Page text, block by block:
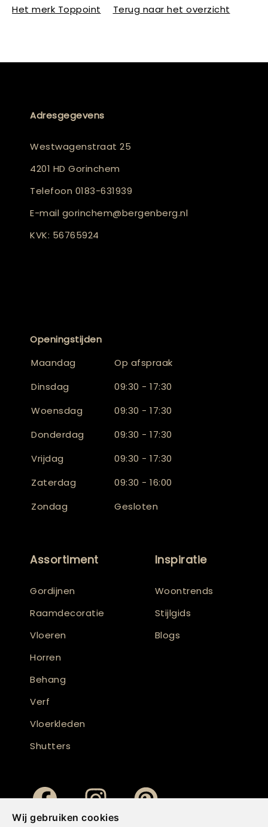
Wij gebruiken cookies
Het merk Toppoint Terug naar het overzicht
Adresgegevens
Westwagenstraat 25
4201 HD Gorinchem
Telefoon 0183-631939
E-mail gorinchem@bergenberg.nl
KVK: 56765924
Openingstijden
Maandag
Op afspraak
Dinsdag
09:30 - 17:30
Woensdag
09:30 - 17:30
Donderdag
09:30 - 17:30
Vrijdag
09:30 - 17:30
Zaterdag
09:30 - 16:00
Zondag
Gesloten
Assortiment
Gordijnen
Raamdecoratie
Vloeren
Horren
Behang
Verf
Vloerkleden
Shutters
Inspiratie
Woontrends
Stijlgids
Blogs